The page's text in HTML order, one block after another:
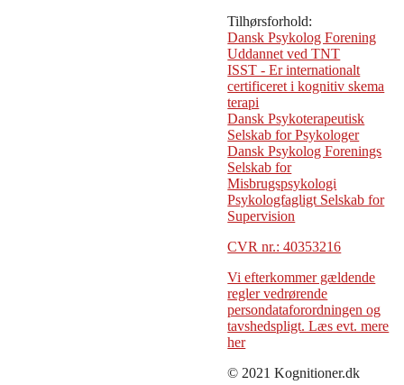
Tilhørsforhold:
Dansk Psykolog Forening
Uddannet ved TNT
ISST - Er internationalt
certificeret i kognitiv skema
terapi
Dansk Psykoterapeutisk
Selskab for Psykologer
Dansk Psykolog Forenings
Selskab for
Misbrugspsykologi
Psykologfagligt Selskab for
Supervision
CVR nr.: 40353216
Vi efterkommer gældende
regler vedrørende
persondataforordningen og
tavshedspligt. Læs evt. mere
her
© 2021 Kognitioner.dk